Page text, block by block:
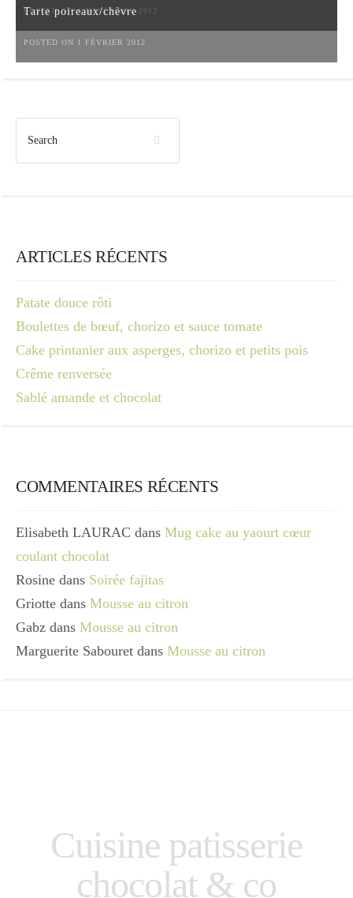
POSTED ON 6 NOVEMBRE 2012
Tarte poireaux/chèvre
POSTED ON 1 FÉVRIER 2012
ARTICLES RÉCENTS
Patate douce rôti
Boulettes de bœuf, chorizo et sauce tomate
Cake printanier aux asperges, chorizo et petits pois
Crême renversée
Sablé amande et chocolat
COMMENTAIRES RÉCENTS
Elisabeth LAURAC dans Mug cake au yaourt cœur
coulant chocolat
Rosine dans Soirée fajitas
Griotte dans Mousse au citron
Gabz dans Mousse au citron
Marguerite Sabouret dans Mousse au citron
Cuisine patisserie
chocolat & co